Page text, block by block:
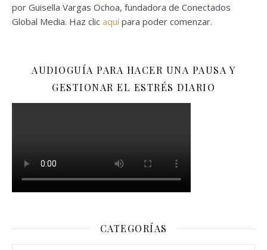
por Guisella Vargas Ochoa, fundadora de Conectados
Global Media. Haz clic aquípara poder comenzar.
AUDIOGUÍA PARA HACER UNA PAUSA Y
GESTIONAR EL ESTRÉS DIARIO
CATEGORÍAS